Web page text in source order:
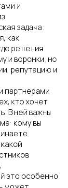
и
задача:
как
решения
и воронки, но
репутацию и
партнерами
кто хочет
В ней важны
кому вы
это особенно